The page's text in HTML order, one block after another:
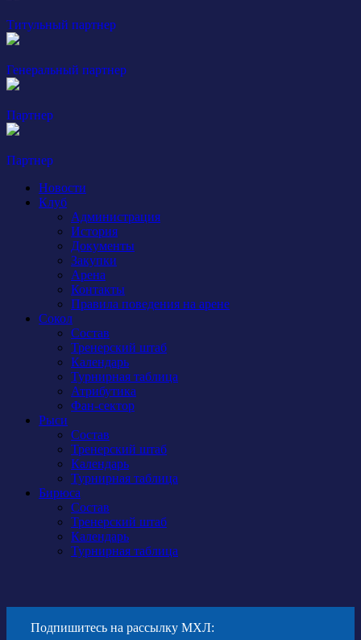
Титульный партнер
Генеральный партнер
Партнер
Партнер
Новости
Клуб
Администрация
История
Документы
Закупки
Арена
Контакты
Правила поведения на арене
Сокол
Состав
Тренерский штаб
Календарь
Турнирная таблица
Атрибутика
Фан-сектор
Рыси
Состав
Тренерский штаб
Календарь
Турнирная таблица
Бирюса
Состав
Тренерский штаб
Календарь
Турнирная таблица
Подпишитесь на рассылку МХЛ: